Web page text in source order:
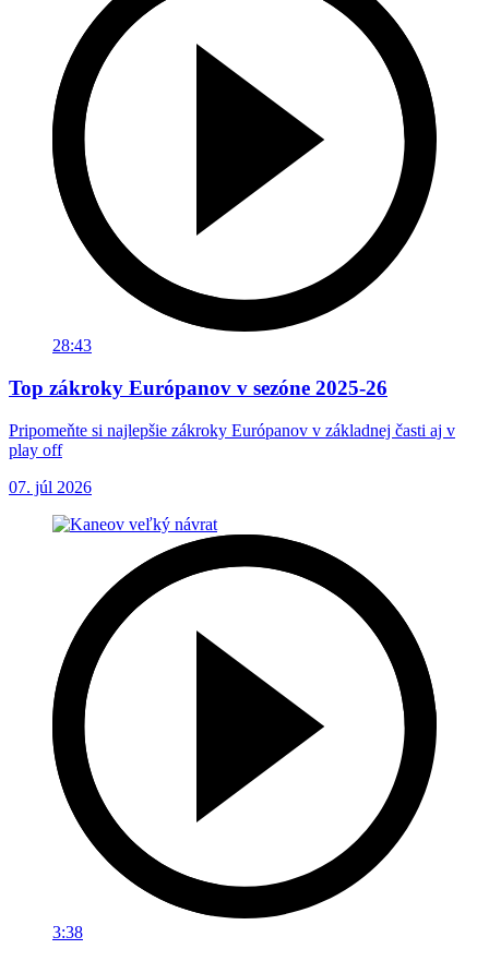
28:43
Top zákroky Európanov v sezóne 2025-26
Pripomeňte si najlepšie zákroky Európanov v základnej časti aj v
play off
07. júl 2026
3:38